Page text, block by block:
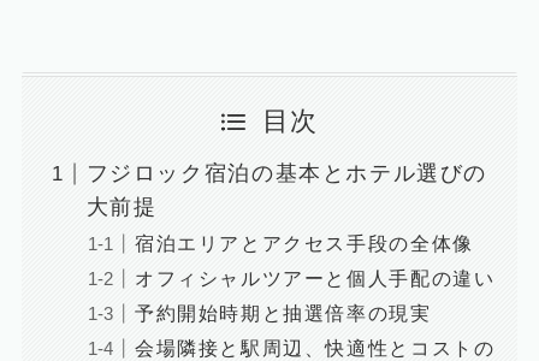
目次
フジロック宿泊の基本とホテル選びの
大前提
宿泊エリアとアクセス手段の全体像
オフィシャルツアーと個人手配の違い
予約開始時期と抽選倍率の現実
会場隣接と駅周辺、快適性とコストの